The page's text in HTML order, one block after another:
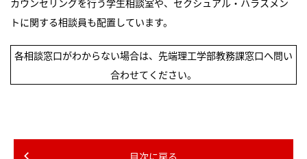
トに関する相談員も配置しています。
各相談窓口がわからない場合は、先端理工学部教務課窓口へ問い
合わせてください。
目次に戻る